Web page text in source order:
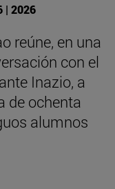
| 2026
reúne, en una
con el
Inazio, a
de ochenta
alumnos